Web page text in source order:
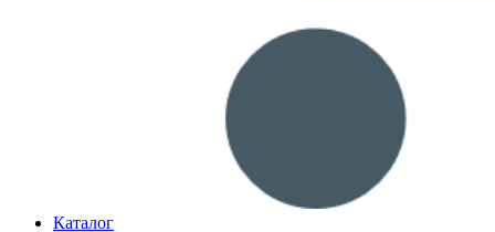
Каталог